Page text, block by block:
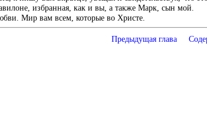
избранная, как и вы, а также Марк, сын мой.
Мир вам всем, которые во Христе.
Предыдущая глава